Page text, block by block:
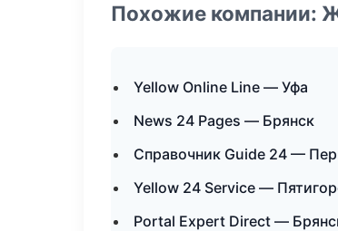
Похожие компании:
Yellow Online Line — Уфа
News 24 Pages — Брянск
Справочник Guide 24 —
Yellow 24 Service —
Portal Expert Direct —